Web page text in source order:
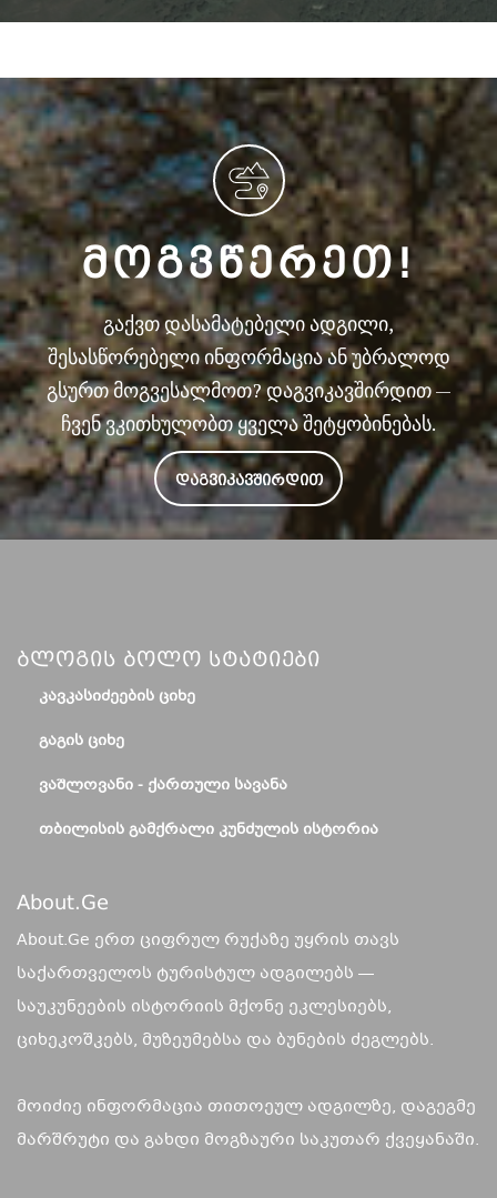
ᲛᲝᲒᲕᲬᲔᲠᲔᲗ!
გაქვთ დასამატებელი ადგილი,
შესასწორებელი ინფორმაცია ან უბრალოდ
გსურთ მოგვესალმოთ? დაგვიკავშირდით —
ჩვენ ვკითხულობთ ყველა შეტყობინებას.
ᲓᲐᲒᲕᲘᲙᲐᲕᲨᲘᲠᲓᲘᲗ
Ბლოგის Ბოლო Სტატიები
ᲙᲐᲕᲙᲐᲡᲘᲫᲔᲔᲑᲘᲡ ᲪᲘᲮᲔ
ᲒᲐᲒᲘᲡ ᲪᲘᲮᲔ
ᲕᲐᲨᲚᲝᲕᲐᲜᲘ - ᲥᲐᲠᲗᲣᲚᲘ ᲡᲐᲕᲐᲜᲐ
ᲗᲑᲘᲚᲘᲡᲘᲡ ᲒᲐᲛᲥᲠᲐᲚᲘ ᲙᲣᲜᲫᲣᲚᲘᲡ ᲘᲡᲢᲝᲠᲘᲐ
About.ge
About.Ge ერთ ციფრულ რუქაზე უყრის თავს
საქართველოს ტურისტულ ადგილებს —
საუკუნეების ისტორიის მქონე ეკლესიებს,
ციხეკოშკებს, მუზეუმებსა და ბუნების ძეგლებს.
მოიძიე ინფორმაცია თითოეულ ადგილზე, დაგეგმე
მარშრუტი და გახდი მოგზაური საკუთარ ქვეყანაში.